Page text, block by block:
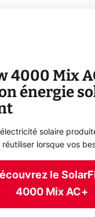
4000 Mix
énergie
solaire
réutiliser lorsque vos
le
4000 Mix AC+